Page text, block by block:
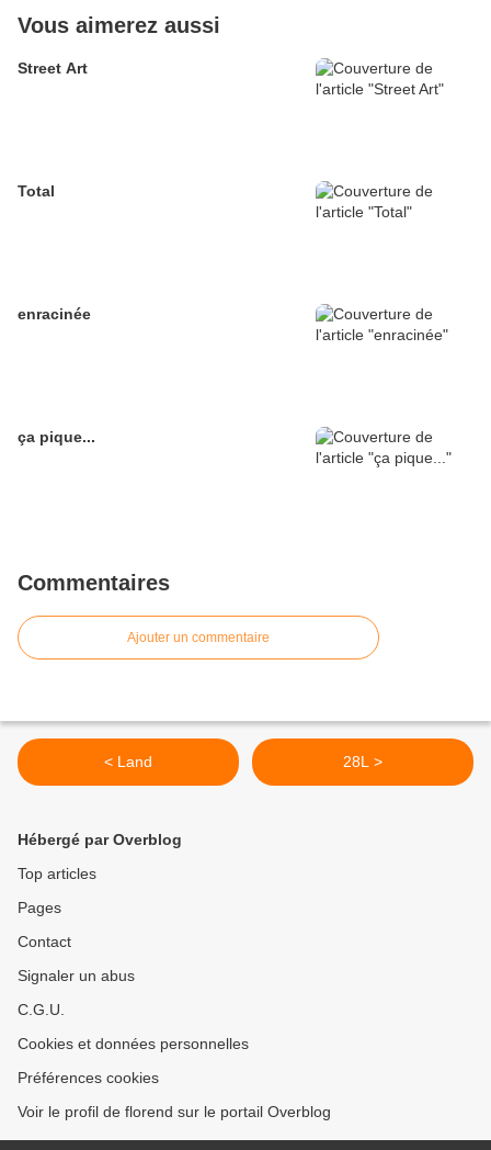
Vous aimerez aussi
Street Art
Total
enracinée
ça pique...
Commentaires
Ajouter un commentaire
< Land 28L >
Hébergé par Overblog
Top articles
Pages
Contact
Signaler un abus
C.G.U.
Cookies et données personnelles
Préférences cookies
Voir le profil de florend sur le portail Overblog